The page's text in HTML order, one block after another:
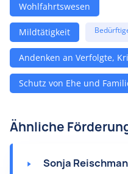
Wohlfahrtswesen
Mildtätigkeit
Andenken an Verfolgte,
Schutz von Ehe und
Ähnliche
Sonja